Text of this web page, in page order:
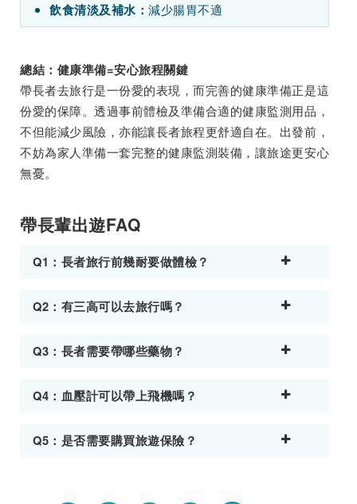
飲食清淡及補水： 減少腸胃不適
總結：健康準備=安心旅程關鍵
帶長者去旅行是一份愛的表現，而完善的健康準備正是這
份愛的保障。透過事前體檢及準備合適的健康監測用品，
不但能減少風險，亦能讓長者旅程更舒適自在。出發前，
不妨為家人準備一套完整的健康監測裝備，讓旅途更安心
無憂。
帶長輩出遊FAQ
Q1：長者旅行前幾耐要做體檢？
Q2：有三高可以去旅行嗎？
Q3：長者需要帶哪些藥物？
Q4：血壓計可以帶上飛機嗎？
Q5：是否需要購買旅遊保險？